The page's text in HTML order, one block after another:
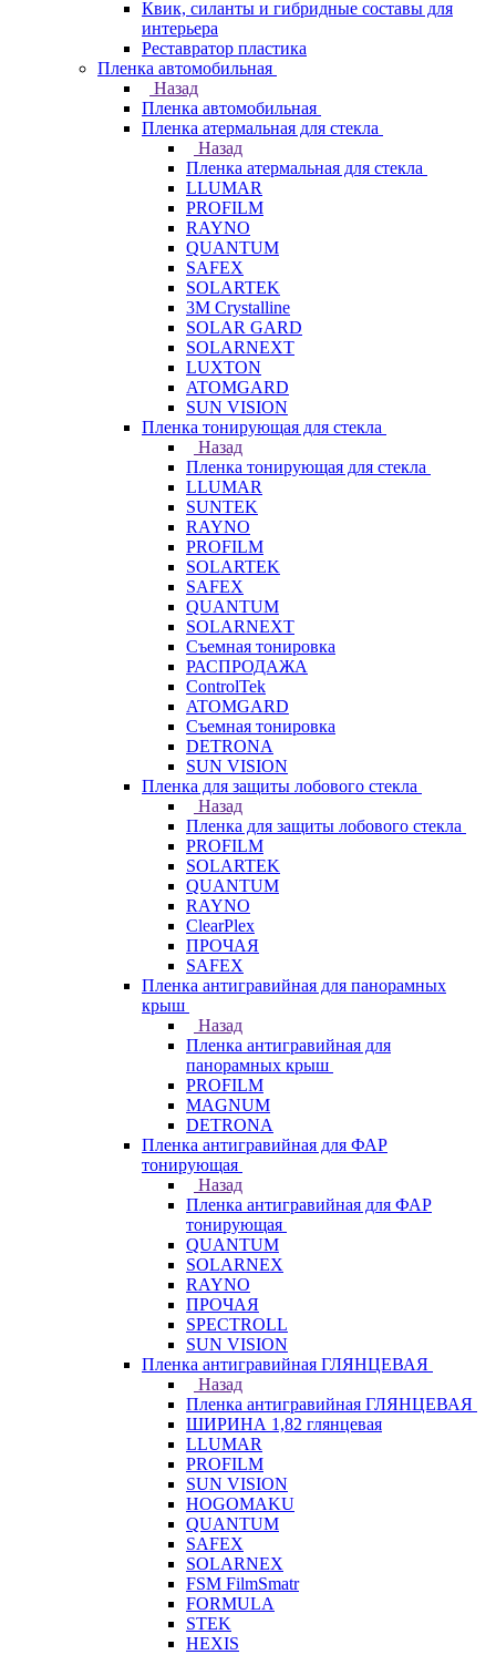
Квик, силанты и гибридные составы для
интерьера
Реставратор пластика
Пленка автомобильная
Назад
Пленка автомобильная
Пленка атермальная для стекла
Назад
Пленка атермальная для стекла
LLUMAR
PROFILM
RAYNO
QUANTUM
SAFEX
SOLARTEK
3M Crystalline
SOLAR GARD
SOLARNEXT
LUXTON
ATOMGARD
SUN VISION
Пленка тонирующая для стекла
Назад
Пленка тонирующая для стекла
LLUMAR
SUNTEK
RAYNO
PROFILM
SOLARTEK
SAFEX
QUANTUM
SOLARNEXT
Съемная тонировка
РАСПРОДАЖА
ControlTek
ATOMGARD
Съемная тонировка
DETRONA
SUN VISION
Пленка для защиты лобового стекла
Назад
Пленка для защиты лобового стекла
PROFILM
SOLARTEK
QUANTUM
RAYNO
ClearPlex
ПРОЧАЯ
SAFEX
Пленка антигравийная для панорамных
крыш
Назад
Пленка антигравийная для
панорамных крыш
PROFILM
MAGNUM
DETRONA
Пленка антигравийная для ФАР
тонирующая
Назад
Пленка антигравийная для ФАР
тонирующая
QUANTUM
SOLARNEX
RAYNO
ПРОЧАЯ
SPECTROLL
SUN VISION
Пленка антигравийная ГЛЯНЦЕВАЯ
Назад
Пленка антигравийная ГЛЯНЦЕВАЯ
ШИРИНА 1,82 глянцевая
LLUMAR
PROFILM
SUN VISION
HOGOMAKU
QUANTUM
SAFEX
SOLARNEX
FSM FilmSmatr
FORMULA
STEK
HEXIS